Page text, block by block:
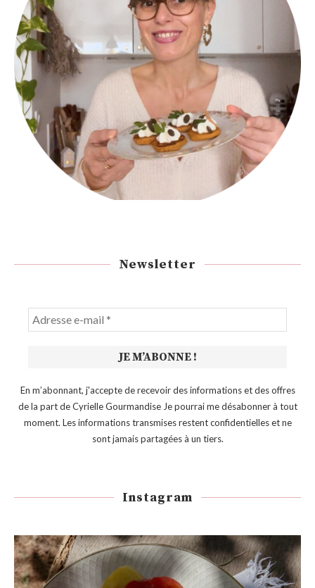
Newsletter
En m’abonnant, j'accepte de recevoir des informations et des offres
de la part de Cyrielle Gourmandise Je pourrai me désabonner à tout
moment. Les informations transmises restent confidentielles et ne
sont jamais partagées à un tiers.
Instagram